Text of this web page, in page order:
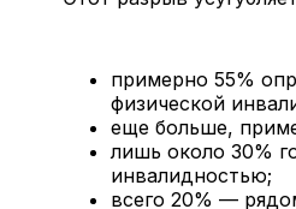
примерно 55%
физической
еще больше,
лишь около 30%
инвалидностью;
всего 20% —